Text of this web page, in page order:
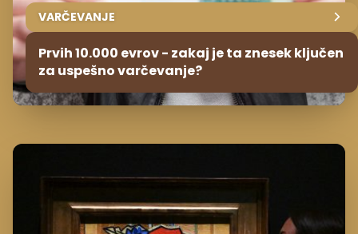
VARČEVANJE
Prvih 10.000 evrov - zakaj je ta znesek ključen
za uspešno varčevanje?